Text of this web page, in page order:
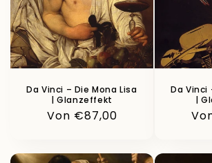
Da Vinci – Die Mona Lisa
| Glanzeffekt
Normaler
Von €87,00
Da Vinci
|